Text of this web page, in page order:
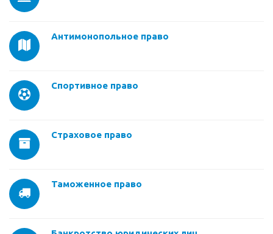
Антимонопольное право
Спортивное право
Страховое право
Таможенное право